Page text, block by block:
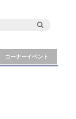
コーナーイベント